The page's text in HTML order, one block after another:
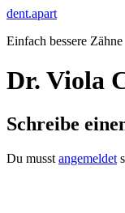
Zum
springen
dent.apart
Einfach bessere Zähne
Dr. Viola
Schreibe
Du musst angemeldet